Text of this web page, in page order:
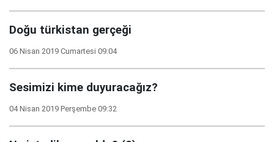
Doğu türkistan gerçeği
06 Nisan 2019 Cumartesi 09:04
Sesimizi kime duyuracağız?
04 Nisan 2019 Perşembe 09:32